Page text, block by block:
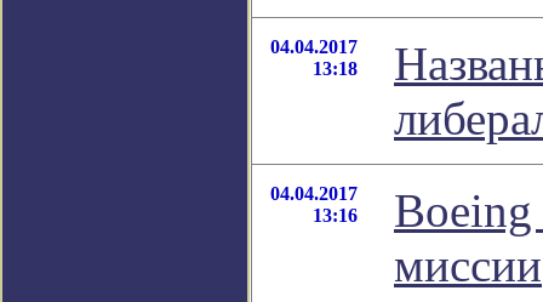
04.04.2017
13:18
04.04.2017
13:16
Boeing
миссии